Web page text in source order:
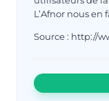
L’Afnor nous en
Source : http://